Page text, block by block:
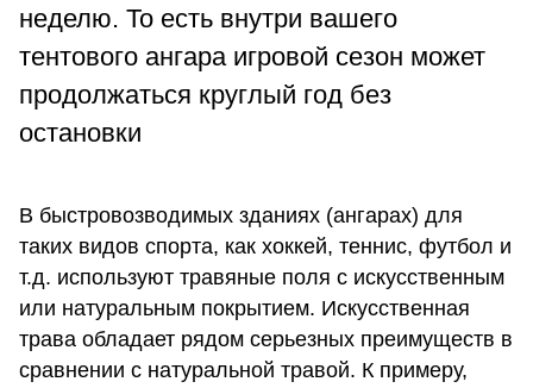
неделю. То есть внутри вашего
тентового ангара игровой сезон может
продолжаться круглый год без
остановки
В быстровозводимых зданиях (ангарах) для
таких видов спорта, как хоккей, теннис, футбол и
т.д. используют травяные поля с искусственным
или натуральным покрытием. Искусственная
трава обладает рядом серьезных преимуществ в
сравнении с натуральной травой. К примеру,